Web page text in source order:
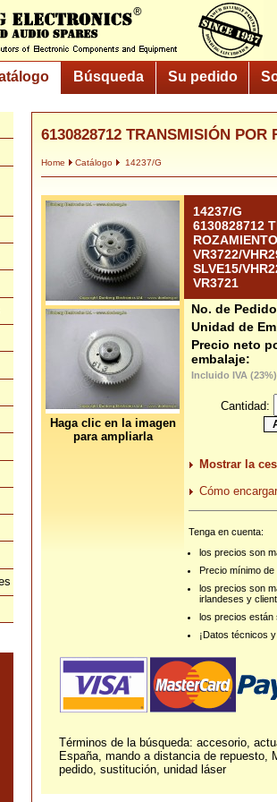
Búsqueda Su pedido
6130828712 TRANSMISIÓN POR
Home Catálogo 14237/G
Haga clic en la imagen
para ampliarla
14237/G
6130828712
VR3722/
SLVE15/
VR3721
No. de
Unidad de
Precio neto
embalaje:
Incluido IVA
Cantidad:
Mostrar la
Cómo
Tenga en cuenta:
los precios son
Precio mínimo
los precios son
irlandeses y
los precios están
¡Datos técnicos
Términos de la búsqueda: accesorio,
España, mando a distancia de repuesto,
pedido, sustitución, unidad láser